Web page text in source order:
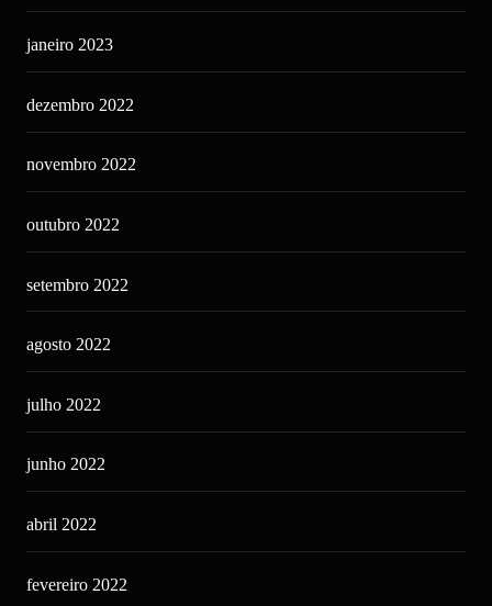
janeiro 2023
dezembro 2022
novembro 2022
outubro 2022
setembro 2022
agosto 2022
julho 2022
junho 2022
abril 2022
fevereiro 2022